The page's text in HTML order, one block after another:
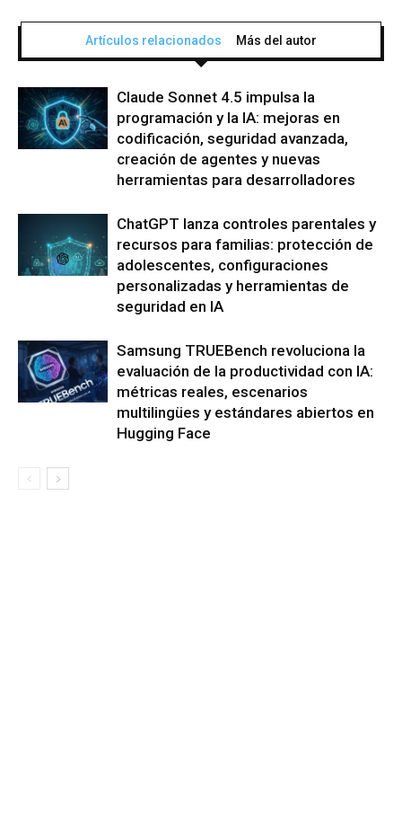
Artículos relacionados Más del autor
Claude Sonnet 4.5 impulsa la
programación y la IA: mejoras en
codificación, seguridad avanzada,
creación de agentes y nuevas
herramientas para desarrolladores
ChatGPT lanza controles parentales y
recursos para familias: protección de
adolescentes, configuraciones
personalizadas y herramientas de
seguridad en IA
Samsung TRUEBench revoluciona la
evaluación de la productividad con IA:
métricas reales, escenarios
multilingües y estándares abiertos en
Hugging Face